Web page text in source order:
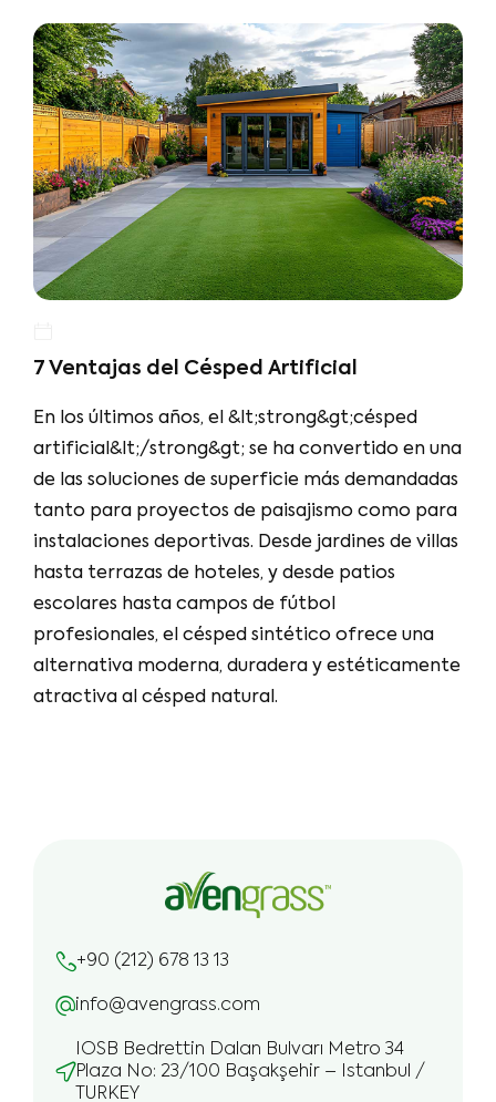
7 Ventajas del Césped Artificial
En los últimos años, el &lt;strong&gt;césped
artificial&lt;/strong&gt; se ha convertido en una
de las soluciones de superficie más demandadas
tanto para proyectos de paisajismo como para
instalaciones deportivas. Desde jardines de villas
hasta terrazas de hoteles, y desde patios
escolares hasta campos de fútbol
profesionales, el césped sintético ofrece una
alternativa moderna, duradera y estéticamente
atractiva al césped natural.
+90 (212) 678 13 13
info@avengrass.com
IOSB Bedrettin Dalan Bulvarı Metro 34
Plaza No: 23/100 Başakşehir – Istanbul /
TURKEY